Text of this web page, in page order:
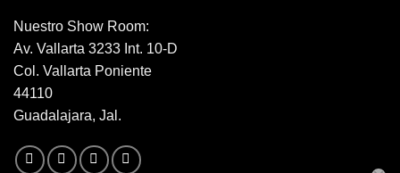
Nuestro Show Room:
Av. Vallarta 3233 Int. 10-D
Col. Vallarta Poniente
44110
Guadalajara, Jal.